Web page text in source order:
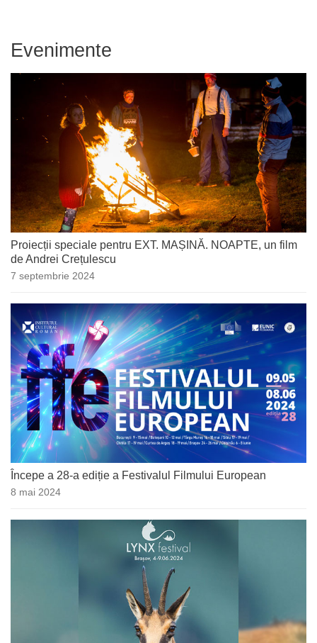
Evenimente
Proiecții speciale pentru EXT. MAȘINĂ. NOAPTE, un film
de Andrei Crețulescu
7 septembrie 2024
Începe a 28-a ediție a Festivalul Filmului European
8 mai 2024